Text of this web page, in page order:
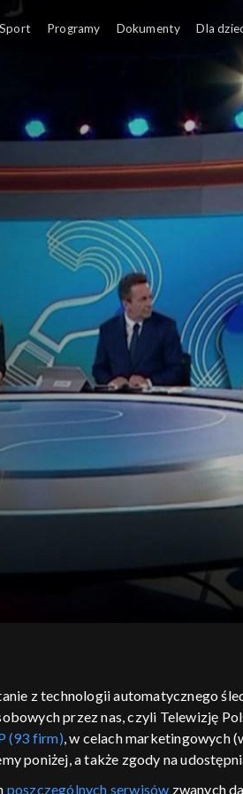
Sport Programy Dokumenty Dla
z technologii automatycznego
przez nas, czyli Telewizję
(93 firm), w celach marketingowych
poniżej, a także zgody na
poszczególnych serwisów zwanych